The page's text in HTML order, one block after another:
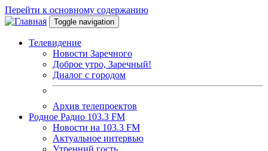
Перейти к основному содержанию
Toggle navigation
Телевидение
Новости Заречного
Доброе утро, Заречный!
Диалог с городом
Архив телепроектов
Родное Радио 103.3 FM
Новости на 103.3 FM
Актуальное интервью
Утренний гость